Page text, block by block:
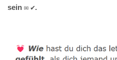
sein ✉ ✔.